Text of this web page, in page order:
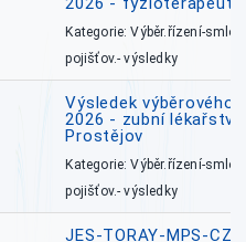
Kategorie: Výběr.řízení-
pojišťov.- výsledky
Výsledek výběrového
2026 - zubní
Prostějov
Kategorie: Výběr.řízení-
pojišťov.- výsledky
JES-TORAY-MPS-CZ